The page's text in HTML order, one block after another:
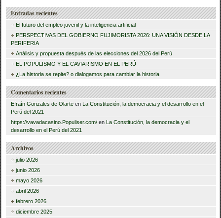
u
s
c
a
:
Entradas recientes
El futuro del empleo juvenil y la inteligencia artificial
PERSPECTIVAS DEL GOBIERNO FUJIMORISTA 2026: UNA VISIÓN DESDE LA
PERIFERIA
Análisis y propuesta después de las elecciones del 2026 del Perú
EL POPULISMO Y EL CAVIARISMO EN EL PERÚ
¿La historia se repite? o dialogamos para cambiar la historia
Comentarios recientes
Efraín Gonzales de Olarte en La Constitución, la democracia y el desarrollo en el
Perú del 2021
https://vavadacasino.Populiser.com/ en La Constitución, la democracia y el
desarrollo en el Perú del 2021
Archivos
julio 2026
junio 2026
mayo 2026
abril 2026
febrero 2026
diciembre 2025